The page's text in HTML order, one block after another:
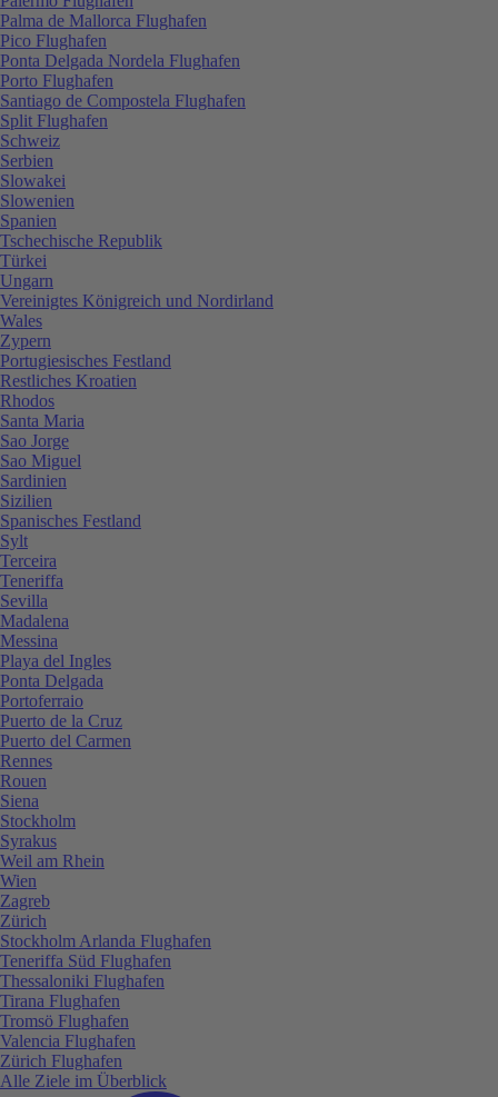
Palma de Mallorca Flughafen
Pico Flughafen
Ponta Delgada Nordela Flughafen
Porto Flughafen
Santiago de Compostela Flughafen
Split Flughafen
Schweiz
Serbien
Slowakei
Slowenien
Spanien
Tschechische Republik
Türkei
Ungarn
Vereinigtes Königreich und Nordirland
Wales
Zypern
Portugiesisches Festland
Restliches Kroatien
Rhodos
Santa Maria
Sao Jorge
Sao Miguel
Sardinien
Sizilien
Spanisches Festland
Sylt
Terceira
Teneriffa
Sevilla
Madalena
Messina
Playa del Ingles
Ponta Delgada
Portoferraio
Puerto de la Cruz
Puerto del Carmen
Rennes
Rouen
Siena
Stockholm
Syrakus
Weil am Rhein
Wien
Zagreb
Zürich
Stockholm Arlanda Flughafen
Teneriffa Süd Flughafen
Thessaloniki Flughafen
Tirana Flughafen
Tromsö Flughafen
Valencia Flughafen
Zürich Flughafen
Alle Ziele im Überblick